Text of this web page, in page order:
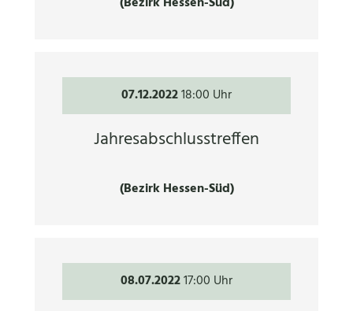
07.12.202218:00 Uhr
Jahresabschlusstreffen
(Bezirk Hessen-Süd)
08.07.202217:00 Uhr